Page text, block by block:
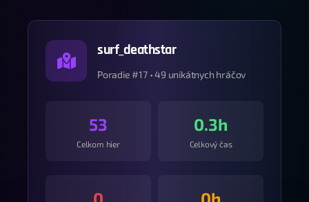
surf_deathstar
Poradie #17 • 49 unikátnych hráčov
53
Celkom hier
0.3h
Celkový čas